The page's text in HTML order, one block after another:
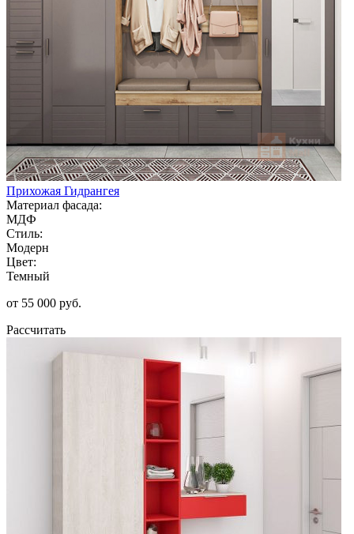
Прихожая Гидрангея
Материал фасада:
МДФ
Стиль:
Модерн
Цвет:
Темный
от 55 000 руб.
Рассчитать